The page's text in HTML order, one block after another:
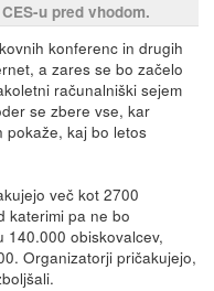
u pred vhodom.
konferenc in drugih
a zares se bo začelo
računalniški sejem
se zbere vse, kar
pokaže, kaj bo letos
več kot 2700
katerimi pa ne bo
140.000 obiskovalcev,
Organizatorji pričakujejo,